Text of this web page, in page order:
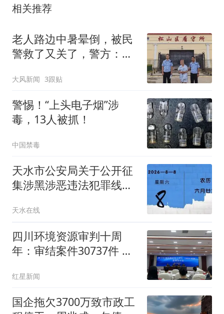
相关推荐
老人路边中暑晕倒，被民
警救了又关了，警方：他
大风新闻 3跟贴
警惕！“上头电子烟”涉
毒，13人被抓！
中国禁毒
天水市公安局关于公开征
集涉黑涉恶违法犯罪线索
天水在线
四川环境资源审判十周
年：审结案件30737件 多
法典型案例
红星新闻
国企拖欠3700万致市政工